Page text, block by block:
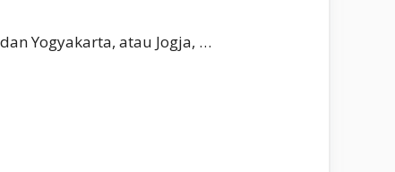
Yogyakarta, atau Jogja, …